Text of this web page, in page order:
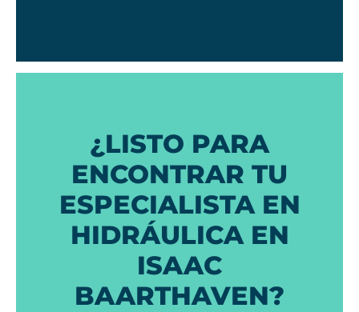
¿LISTO PARA
ENCONTRAR TU
ESPECIALISTA EN
HIDRÁULICA EN
ISAAC
BAARTHAVEN?